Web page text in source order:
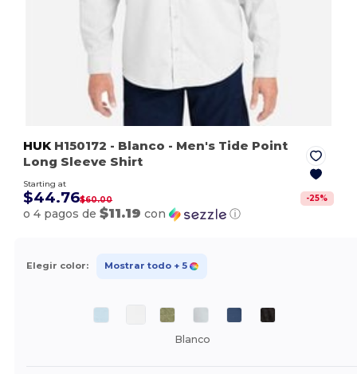
HUK H150172 - Blanco - Men's Tide Point
Long Sleeve Shirt
Starting at
$44.76$60.00 -25%
o 4 pagos de$11.19 con ⓘ
Elegir color: Mostrar todo + 5
Blanco